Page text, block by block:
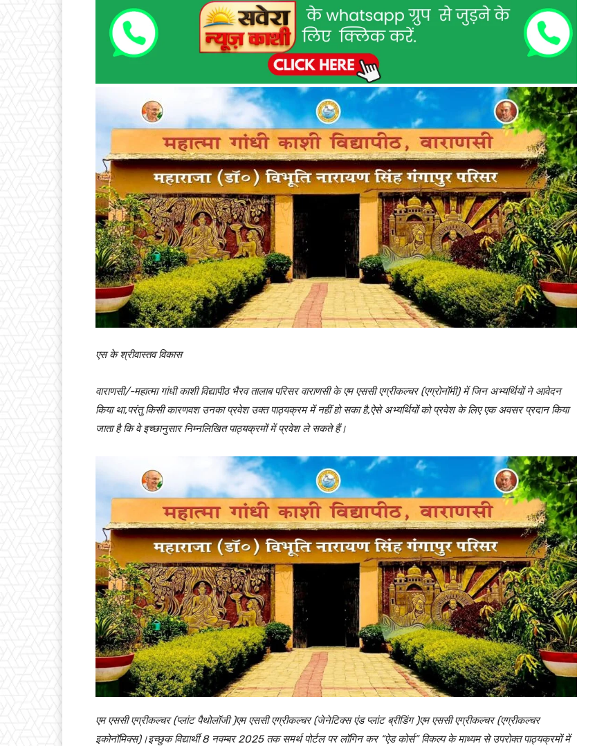
एस के श्रीवास्तव विकास
वाराणसी/-महात्मा गांधी काशी विद्यापीठ भैरव तालाब परिसर वाराणसी के एम एससी एग्रीकल्चर (एग्रोनॉमी) में जिन अभ्यर्थियों ने आवेदन
किया था,परंतु किसी कारणवश उनका प्रवेश उक्त पाठ्यक्रम में नहीं हो सका है,ऐसे अभ्यर्थियों को प्रवेश के लिए एक अवसर प्रदान किया
जाता है कि वे इच्छानुसार निम्नलिखित पाठ्यक्रमों में प्रवेश ले सकते हैं।
एम एससी एग्रीकल्चर (प्लांट पैथोलॉजी )एम एससी एग्रीकल्चर (जेनेटिक्स एंड प्लांट ब्रीडिंग )एम एससी एग्रीकल्चर (एग्रीकल्चर
इकोनॉमिक्स)।इच्छुक विद्यार्थी 8 नवम्बर 2025 तक समर्थ पोर्टल पर लॉगिन कर “ऐड कोर्स” विकल्प के माध्यम से उपरोक्त पाठ्यक्रमों में